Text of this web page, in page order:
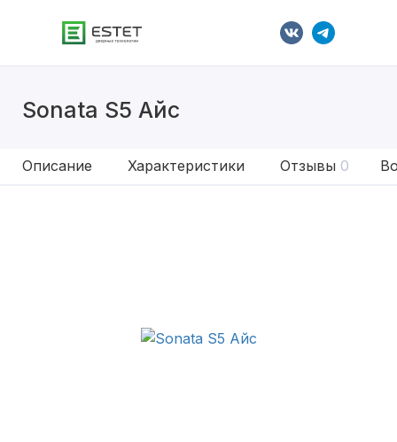
Sonata S5 Айс
Описание Характеристики Отзывы 0